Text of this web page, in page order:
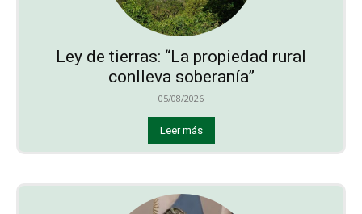
Ley de tierras: “La propiedad rural
conlleva soberanía”
05/08/2026
Leer más